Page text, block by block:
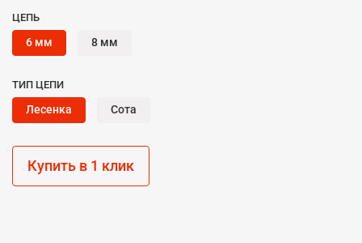
Купить в 1 клик
ЦЕПЬ
6 мм 8 мм
ТИП ЦЕПИ
Лесенка Сота